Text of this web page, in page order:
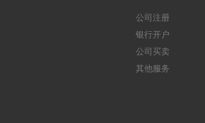
公司注册
银行开户
公司买卖
其他服务